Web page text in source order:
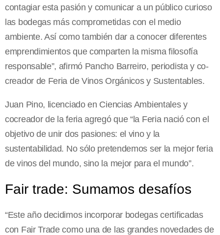
contagiar esta pasión y comunicar a un público curioso
las bodegas más comprometidas con el medio
ambiente. Así como también dar a conocer diferentes
emprendimientos que comparten la misma filosofía
responsable”, afirmó Pancho Barreiro, periodista y co-
creador de Feria de Vinos Orgánicos y Sustentables.
Juan Pino, licenciado en Ciencias Ambientales y
cocreador de la feria agregó que “la Feria nació con el
objetivo de unir dos pasiones: el vino y la
sustentabilidad. No sólo pretendemos ser la mejor feria
de vinos del mundo, sino la mejor para el mundo”.
Fair trade: Sumamos desafíos
“Este año decidimos incorporar bodegas certificadas
con Fair Trade como una de las grandes novedades de